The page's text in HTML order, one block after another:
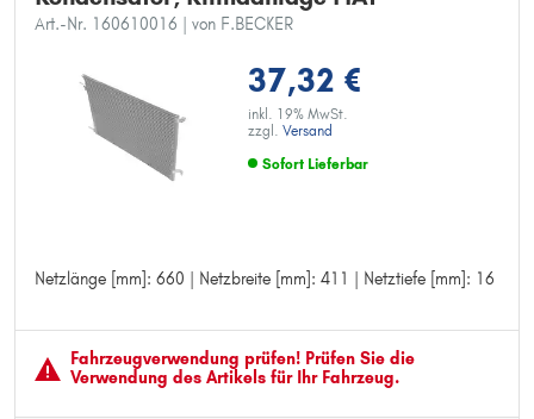
Art.-Nr. 160610016 | von F.BECKER
37,32 €
inkl. 19% MwSt.
zzgl. Versand
Sofort Lieferbar
Netzlänge [mm]: 660 | Netzbreite [mm]: 411 | Netztiefe [mm]: 16
Netzlänge [mm]: 660
Netztiefe [mm]: 16
Fahrzeugver­wendung prüfen! Prüfen Sie die
Verwendung des Artikels für Ihr Fahrzeug.